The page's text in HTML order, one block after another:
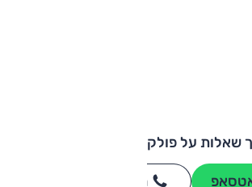
שאלות על פולקסווגן פולו?
חייגו